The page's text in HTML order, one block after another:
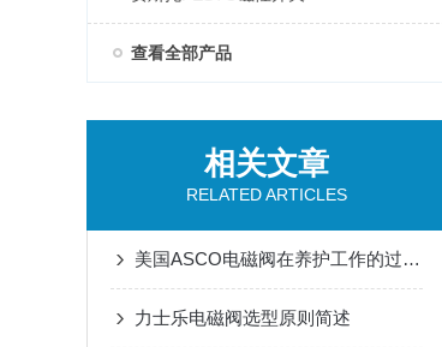
查看全部产品
相关文章
RELATED ARTICLES
美国ASCO电磁阀在养护工作的过程中需要注意的事项
力士乐电磁阀选型原则简述